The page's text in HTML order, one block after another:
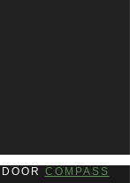
COMPASS